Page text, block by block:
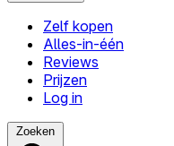
Zelf kopen
Alles-in-één
Reviews
Prijzen
Log in
Zoeken